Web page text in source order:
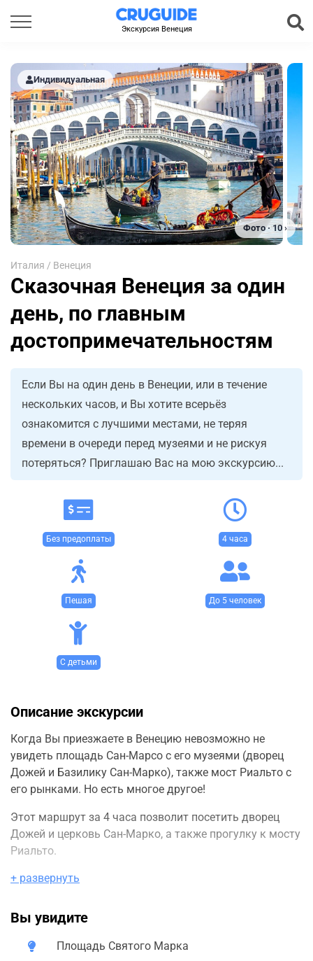
Экскурсия Венеция
Индивидуальная
Фото · 10 ›
Италия / Венеция
Сказочная Венеция за один
день, по главным
достопримечательностям
Если Вы на один день в Венеции, или в течение
нескольких часов, и Вы хотите всерьёз
ознакомится с лучшими местами, не теряя
времени в очереди перед музеями и не рискуя
потеряться? Приглашаю Вас на мою экскурсию...
Без предоплаты 4 часа
Пешая До 5 человек
С детьми
Описание экскурсии
Когда Вы приезжаете в Венецию невозможно не
увидеть площадь Сан-Марсо с его музеями (дворец
Дожей и Базилику Сан-Марко), также мост Риальто с
его рынками. Но есть многое другое!
Этот маршрут за 4 часa позволит посетить дворец
Дожей и церковь Сан-Марко, а также прогулку к мосту
Риальто.
Здесь предложу остановку, чтобы отведать известные
расскажу Вам анекдоты и рассказы связанные с
жизнью этого города.
+ развернуть
Вы увидите
Площадь Святого Марка